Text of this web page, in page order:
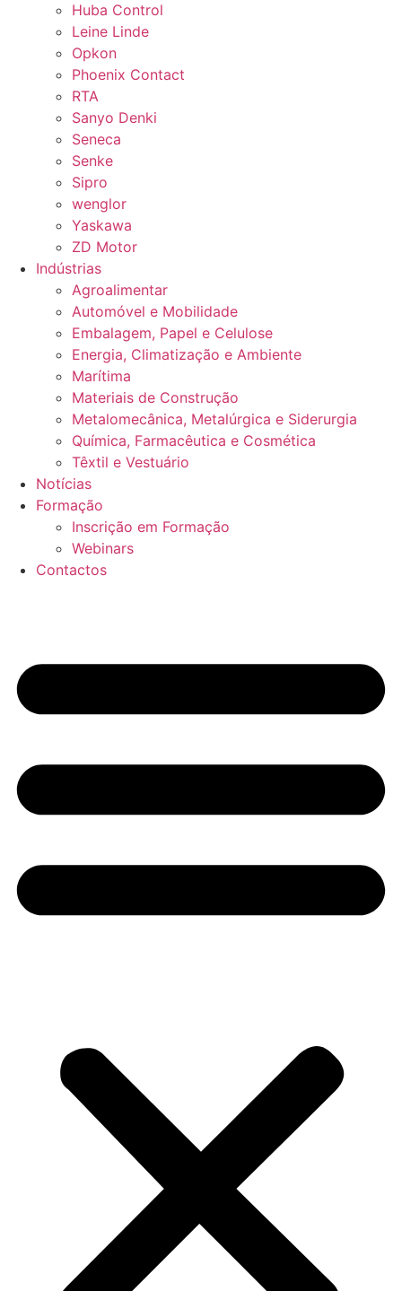
Huba Control
Leine Linde
Opkon
Phoenix Contact
RTA
Sanyo Denki
Seneca
Senke
Sipro
wenglor
Yaskawa
ZD Motor
Indústrias
Agroalimentar
Automóvel e Mobilidade
Embalagem, Papel e Celulose
Energia, Climatização e Ambiente
Marítima
Materiais de Construção
Metalomecânica, Metalúrgica e Siderurgia
Química, Farmacêutica e Cosmética
Têxtil e Vestuário
Notícias
Formação
Inscrição em Formação
Webinars
Contactos